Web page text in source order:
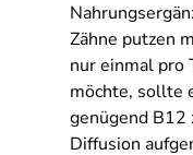
Zähne putzen
nur einmal pro
möchte, sollte
genügend B12
Diffusion